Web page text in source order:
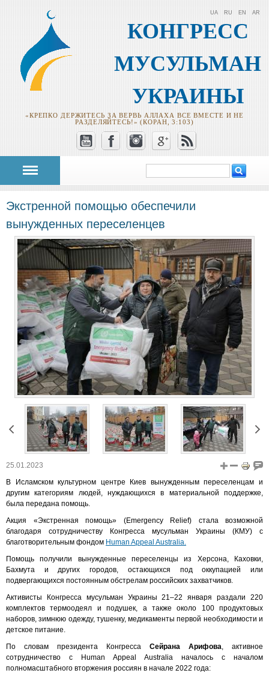
КОНГРЕСС
МУСУЛЬМАН
УКРАИНЫ
«КРЕПКО ДЕРЖИТЕСЬ ЗА ВЕРВЬ АЛЛАХА ВСЕ ВМЕСТЕ И НЕ
РАЗДЕЛЯЙТЕСЬ!» (КОРАН, 3:103)
UA RU EN AR
Форма поиска
Экстренной помощью обеспечили
вынужденных переселенцев
25.01.2023
В Исламском культурном центре Киев вынужденным переселенцам и
другим категориям людей, нуждающихся в материальной поддержке,
была передана помощь.
Акция «Экстренная помощь» (Emergency Relief) стала возможной
благодаря сотрудничеству Конгресса мусульман Украины (КМУ) с
благотворительным фондом Human Appeal Australia.
Помощь получили вынужденные переселенцы из Херсона, Каховки,
Бахмута и других городов, остающихся под оккупацией или
подвергающихся постоянным обстрелам российских захватчиков.
Активисты Конгресса мусульман Украины 21–22 января раздали 220
комплектов термоодеял и подушек, а также около 100 продуктовых
наборов, зимнюю одежду, тушенку, медикаменты первой необходимости и
детское питание.
По словам президента Конгресса Сейрана Арифова, активное
сотрудничество с Human Appeal Australia началось с началом
полномасштабного вторжения россиян в начале 2022 года: